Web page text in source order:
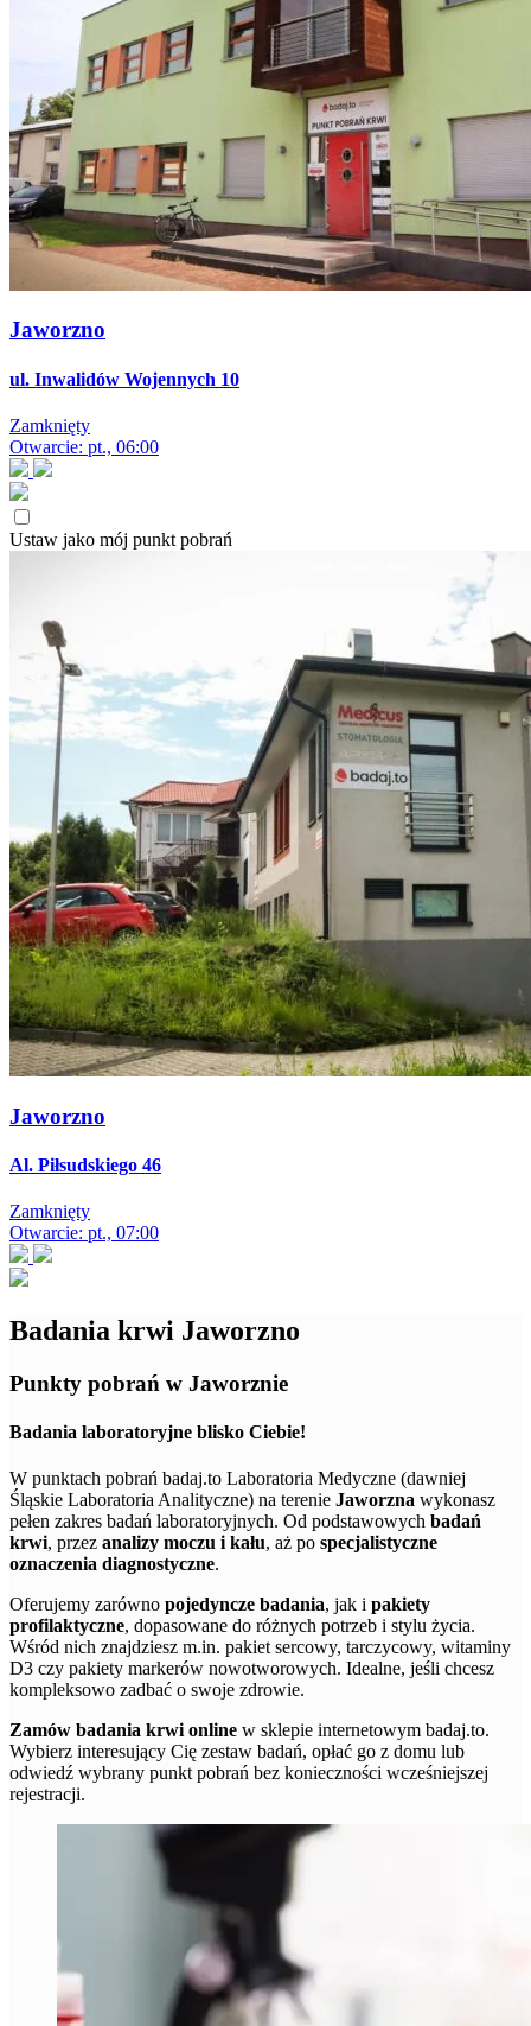
Jaworzno
ul. Inwalidów Wojennych 10
Zamknięty
Otwarcie: pt., 06:00
Ustaw jako mój punkt pobrań
Jaworzno
Al. Piłsudskiego 46
Zamknięty
Otwarcie: pt., 07:00
Badania krwi Jaworzno
Punkty pobrań w Jaworznie
Badania laboratoryjne blisko Ciebie!
W punktach pobrań badaj.to Laboratoria Medyczne (dawniej
Śląskie Laboratoria Analityczne) na terenie Jaworzna wykonasz
pełen zakres badań laboratoryjnych. Od podstawowych badań
krwi, przez analizy moczu i kału, aż po specjalistyczne
oznaczenia diagnostyczne.
Oferujemy zarówno pojedyncze badania, jak i pakiety
profilaktyczne, dopasowane do różnych potrzeb i stylu życia.
Wśród nich znajdziesz m.in. pakiet sercowy, tarczycowy, witaminy
D3 czy pakiety markerów nowotworowych. Idealne, jeśli chcesz
kompleksowo zadbać o swoje zdrowie.
Zamów badania krwi online w sklepie internetowym badaj.to.
Wybierz interesujący Cię zestaw badań, opłać go z domu lub
odwiedź wybrany punkt pobrań bez konieczności wcześniejszej
rejestracji.